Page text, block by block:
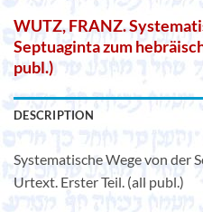
WUTZ, FRANZ.
Septuaginta zum
publ.)
DESCRIPTION
Systematische Wege von der
Urtext. Erster Teil. (all publ.)